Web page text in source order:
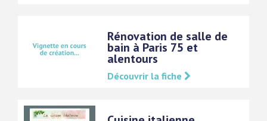
Rénovation de salle de
bain à Paris 75 et
alentours
Découvrir la fiche